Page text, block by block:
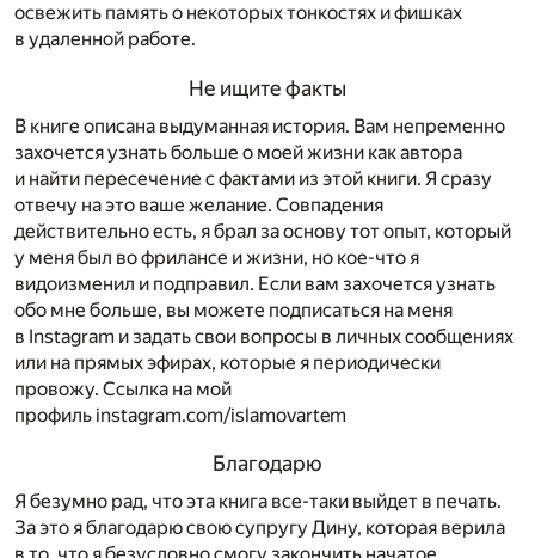
освежить память о некоторых тонкостях и фишках
в удаленной работе.
Не ищите факты
В книге описана выдуманная история. Вам непременно
захочется узнать больше о моей жизни как автора
и найти пересечение с фактами из этой книги. Я сразу
отвечу на это ваше желание. Совпадения
действительно есть, я брал за основу тот опыт, который
у меня был во фрилансе и жизни, но кое-что я
видоизменил и подправил. Если вам захочется узнать
обо мне больше, вы можете подписаться на меня
в Instagram и задать свои вопросы в личных сообщениях
или на прямых эфирах, которые я периодически
провожу. Ссылка на мой
профиль instagram.com/islamovartem
Благодарю
Я безумно рад, что эта книга все-таки выйдет в печать.
За это я благодарю свою супругу Дину, которая верила